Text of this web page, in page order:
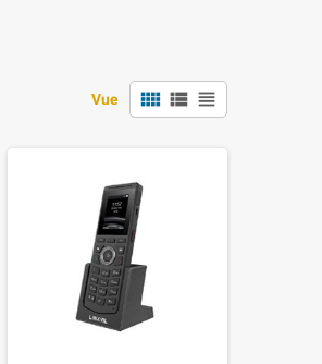
Vue view_comfy view_list view_headline